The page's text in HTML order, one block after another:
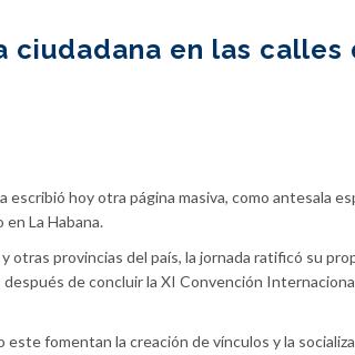
ciudadana en las calles
escribió hoy otra página masiva, como antesala
La Habana.
otras provincias del país, la jornada ratificó su
de concluir la XI Convención
fomentan la creación de vínculos y la